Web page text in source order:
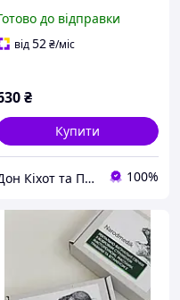
90 капсул на 3
прийому
до відправки
від52₴/міс
₴
Купити
Дон Кіхот та Попелюшка 100%